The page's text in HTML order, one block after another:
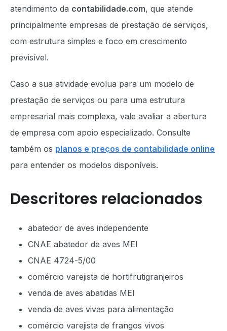
atendimento da contabilidade.com, que atende
principalmente empresas de prestação de serviços,
com estrutura simples e foco em crescimento
previsível.
Caso a sua atividade evolua para um modelo de
prestação de serviços ou para uma estrutura
empresarial mais complexa, vale avaliar a abertura
de empresa com apoio especializado. Consulte
também os planos e preços de contabilidade online
para entender os modelos disponíveis.
Descritores relacionados
abatedor de aves independente
CNAE abatedor de aves MEI
CNAE 4724-5/00
comércio varejista de hortifrutigranjeiros
venda de aves abatidas MEI
venda de aves vivas para alimentação
comércio varejista de frangos vivos